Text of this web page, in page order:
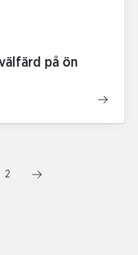
på ön
2